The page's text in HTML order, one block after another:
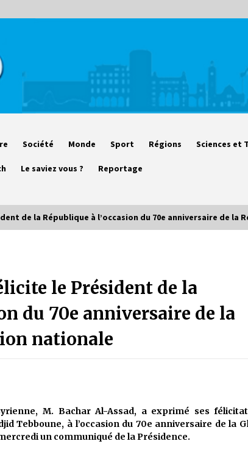
Société Monde Sport Régions Sciences et
Le saviez vous ? Reportage
4 jours ago
La Gendarmerie nationale lance
vendredi
2 semaines ago
la
Première voiture de course
de la République à l’occasion du 70e anniversaire de
le Président de la
du 70e anniversaire de la
nationale
M. Bachar Al-Assad, a exprimé ses
Tebboune, à l’occasion du 70e anniversaire de la
un communiqué de la Présidence.